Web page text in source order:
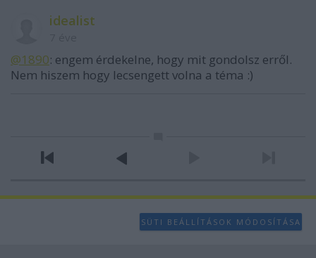
idealist
@1890: engem érdekelne, hogy mit gondolsz erről.
Nem hiszem hogy lecsengett volna a téma :)
SÜTI BEÁLLÍTÁSOK MÓDOSÍTÁSA